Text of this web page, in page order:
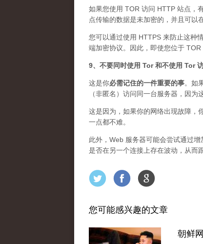
如果您使用 TOR 访问 HTTP 站点，
点传输的数据是未加密的，并且可以
您可以通过使用 HTTPS 来防止这种
端加密协议。因此，即使您位于 TOR
9、不要同时使用 Tor 和不使用 Tor
这是你必需记住的一件重要的事。如
（非匿名）访问同一台服务器，因为
这是因为，如果你的网络出现故障，
一点都不难。
此外，Web 服务器可能会尝试通过
是否在另一个连接上存在波动，从而
您可能感兴趣的文章
朝鲜